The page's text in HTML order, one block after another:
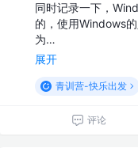
同时记录一下，
的，使用Windows
为…
展开
青训营-快乐出发
评论